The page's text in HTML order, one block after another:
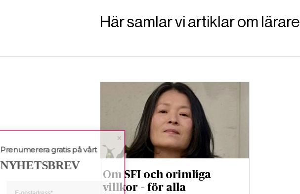
Här samlar vi artiklar om lärare
Om SFI och orimliga
villkor – för alla
Prenumerera gratis på vårt
NYHETSBREV